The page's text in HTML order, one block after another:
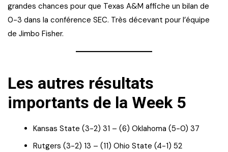
grandes chances pour que Texas A&M affiche un bilan de
0-3 dans la conférence SEC. Très décevant pour l’équipe
de Jimbo Fisher.
Les autres résultats
importants de la Week 5
Kansas State (3-2) 31 – (6) Oklahoma (5-0) 37
Rutgers (3-2) 13 – (11) Ohio State (4-1) 52